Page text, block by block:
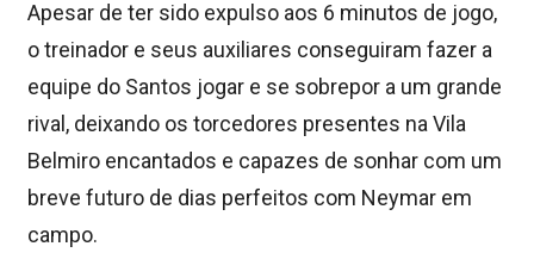
Apesar de ter sido expulso aos 6 minutos de jogo,
o treinador e seus auxiliares conseguiram fazer a
equipe do Santos jogar e se sobrepor a um grande
rival, deixando os torcedores presentes na Vila
Belmiro encantados e capazes de sonhar com um
breve futuro de dias perfeitos com Neymar em
campo.